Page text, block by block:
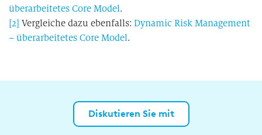
überarbeitetes Core Model.
[2] Vergleiche dazu ebenfalls: Dynamic Risk Management
– überarbeitetes Core Model.
Diskutieren Sie mit